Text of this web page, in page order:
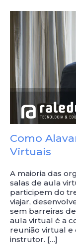
Como
Virtuais
A maioria das
salas de aula
participem do
viajar,
sem barreiras
aula virtual é a
reunião virtual
instrutor. […]